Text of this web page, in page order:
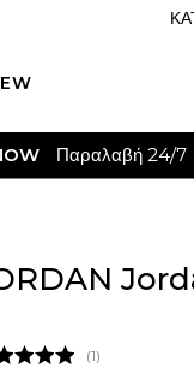
Παραλαβή 24/7
1